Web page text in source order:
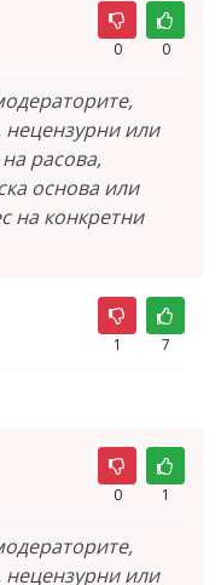
0 0
или
расова,
основа или
на конкретни
1 7
0 1
или